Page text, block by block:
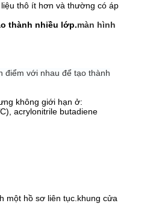
thô ít hơn và thường có áp
thành nhiều lớp.màn hình
điểm với nhau để tạo thành
không giới hạn ở:
acrylonitrile butadiene
một hồ sơ liên tục.khung cửa